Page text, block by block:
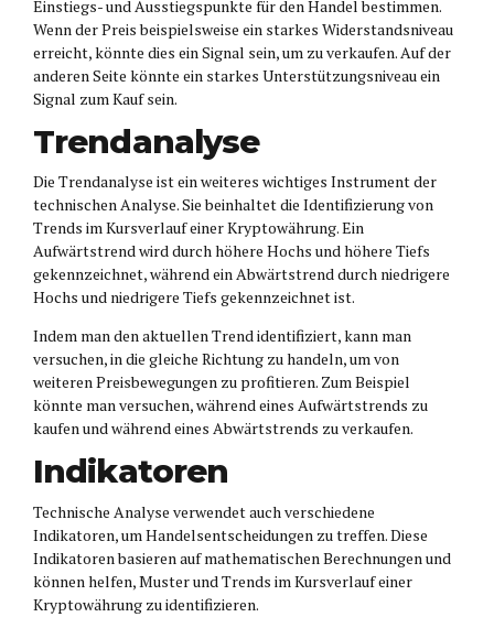
Einstiegs- und Ausstiegspunkte für den Handel bestimmen.
Wenn der Preis beispielsweise ein starkes Widerstandsniveau
erreicht, könnte dies ein Signal sein, um zu verkaufen. Auf der
anderen Seite könnte ein starkes Unterstützungsniveau ein
Signal zum Kauf sein.
Trendanalyse
Die Trendanalyse ist ein weiteres wichtiges Instrument der
technischen Analyse. Sie beinhaltet die Identifizierung von
Trends im Kursverlauf einer Kryptowährung. Ein
Aufwärtstrend wird durch höhere Hochs und höhere Tiefs
gekennzeichnet, während ein Abwärtstrend durch niedrigere
Hochs und niedrigere Tiefs gekennzeichnet ist.
Indem man den aktuellen Trend identifiziert, kann man
versuchen, in die gleiche Richtung zu handeln, um von
weiteren Preisbewegungen zu profitieren. Zum Beispiel
könnte man versuchen, während eines Aufwärtstrends zu
kaufen und während eines Abwärtstrends zu verkaufen.
Indikatoren
Technische Analyse verwendet auch verschiedene
Indikatoren, um Handelsentscheidungen zu treffen. Diese
Indikatoren basieren auf mathematischen Berechnungen und
können helfen, Muster und Trends im Kursverlauf einer
Kryptowährung zu identifizieren.